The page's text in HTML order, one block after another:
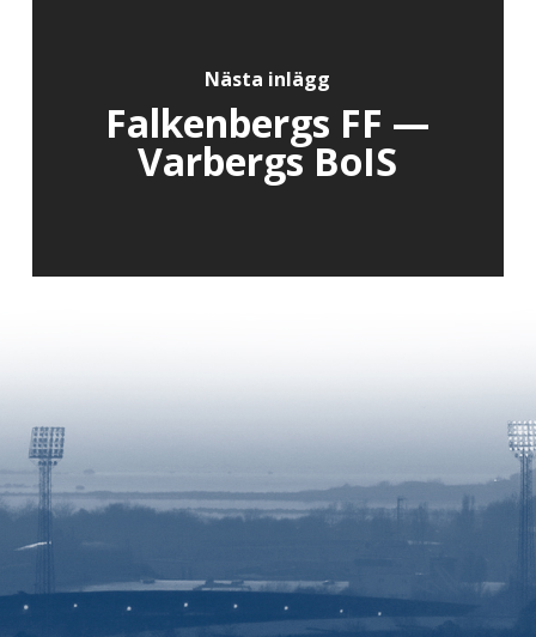
Nästa inlägg
Falkenbergs FF —
Varbergs BoIS